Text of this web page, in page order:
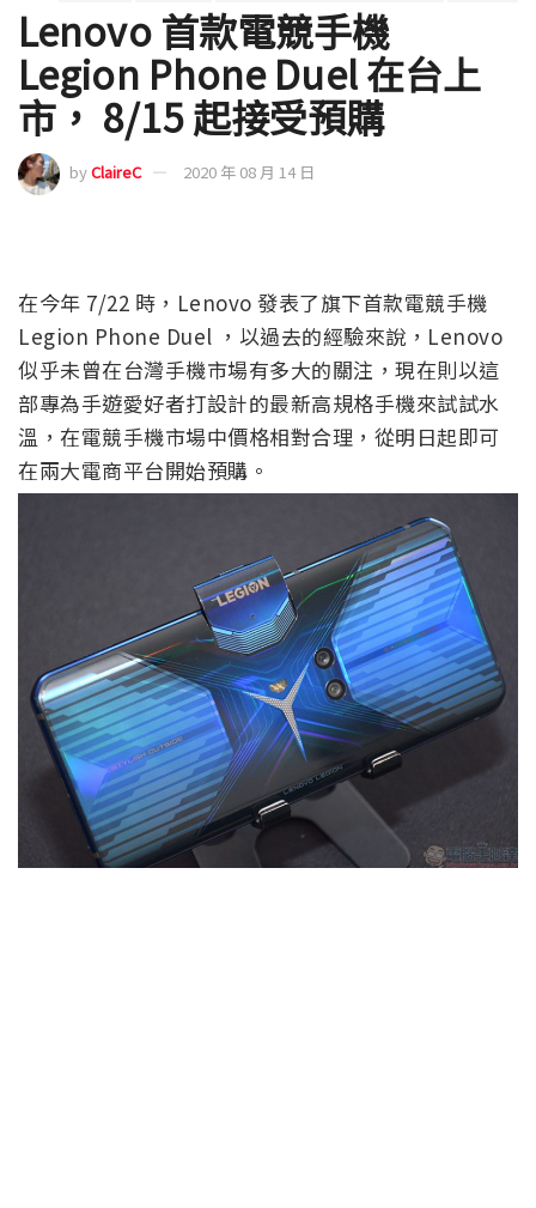
Lenovo 首款電競手機
Legion Phone Duel 在台上
市， 8/15 起接受預購
byClaireC 2020 年 08 月 14 日
在今年 7/22 時，Lenovo 發表了旗下首款電競手機
Legion Phone Duel ，以過去的經驗來說，Lenovo
似乎未曾在台灣手機市場有多大的關注，現在則以這
部專為手遊愛好者打設計的最新高規格手機來試試水
溫，在電競手機市場中價格相對合理，從明日起即可
在兩大電商平台開始預購。